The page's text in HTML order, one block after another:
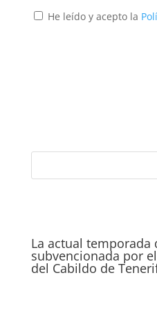
He leído y acepto la
La actual temporada
subvencionada por
del Cabildo de